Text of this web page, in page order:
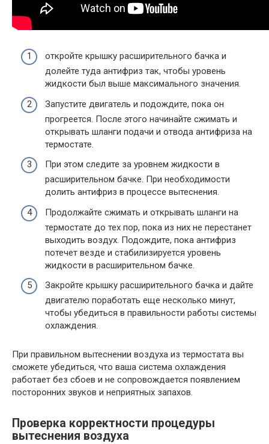
откройте крышку расширительного бачка и
долейте туда антифриз так, чтобы уровень
жидкости был выше максимального значения.
Запустите двигатель и подождите, пока он
прогреется. После этого начинайте сжимать и
открывать шланги подачи и отвода антифриза на
термостате.
При этом следите за уровнем жидкости в
расширительном бачке. При необходимости
долить антифриз в процессе вытеснения.
Продолжайте сжимать и открывать шланги на
термостате до тех пор, пока из них не перестанет
выходить воздух. Подождите, пока антифриз
потечет везде и стабилизируется уровень
жидкости в расширительном бачке.
Закройте крышку расширительного бачка и дайте
двигателю поработать еще несколько минут,
чтобы убедиться в правильности работы системы
охлаждения.
При правильном вытеснении воздуха из термостата вы
сможете убедиться, что ваша система охлаждения
работает без сбоев и не сопровождается появлением
посторонних звуков и неприятных запахов.
Проверка корректности процедуры
вытеснения воздуха